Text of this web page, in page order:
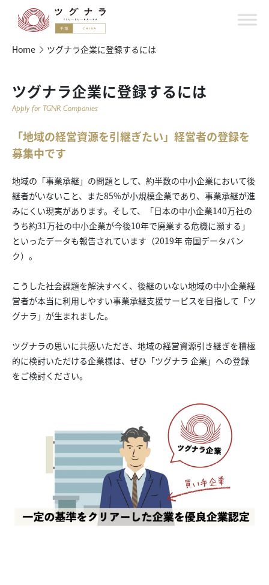
Home ツグナラ企業に登録するには
ツグナラ企業に登録するには
Apply for TGNR Companies
「地域の経営資源を引継ぎたい」経営者の登録を
募集中です
地域の「事業承継」の問題として、約半数の中小企業において後
継者がいないこと、また85%が小規模企業であり、事業承継が進
みにくい現実があります。そして、「日本の中小企業140万社の
うち約31万社の中小企業が今後10年で廃業する危機に瀕する」
といったデータも報告されています（2019年 帝国データバン
ク）。
こうした社会課題を解決すべく、後継のいない地域の中小企業経
営者が本当に利用しやすい事業承継支援サービスを目指して「ツ
グナラ」が生まれました。
ツグナラの思いに共感いただき、地域の経営資源引き継ぎを積極
的に検討いただける企業様は、ぜひ「ツグナラ 企業」への登録
をご検討ください。